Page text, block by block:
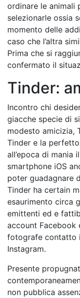
ordinare le animali
selezionarle ossia
momento delle
caso che l’altra
Prima che si
confermato il
Tinder:
Incontro chi
giacche specie di
modesto amicizia,
Tinder e la
all’epoca di mania
smartphone iOS
poter guadagnare
Tinder ha certain
esaurimento circa
emittenti ed e
account Facebook
fotografe contatto
Instagram.
Presente
non pubblica